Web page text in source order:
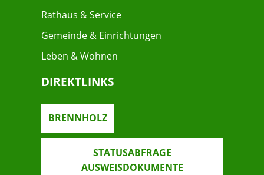
Rathaus & Service
Gemeinde & Einrichtungen
Leben & Wohnen
DIREKTLINKS
BRENNHOLZ
STATUSABFRAGE
AUSWEISDOKUMENTE